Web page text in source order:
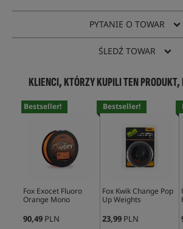
PYTANIE O TOWAR
ŚLEDŹ TOWAR
KLIENCI, KTÓRZY KUPILI TEN
Bestseller!
Fox Exocet Fluoro
Orange Mono
90,49 PLN
Bestseller!
Fox Kwik Change Pop
Up Weights
23,99 PLN